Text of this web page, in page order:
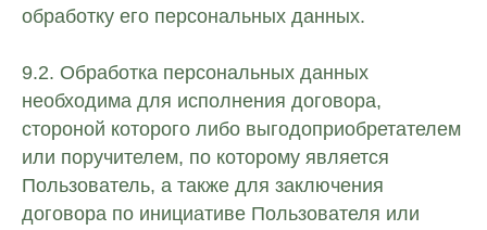
обработку его персональных данных.
9.2. Обработка персональных данных
необходима для исполнения договора,
стороной которого либо выгодоприобретателем
или поручителем, по которому является
Пользователь, а также для заключения
договора по инициативе Пользователя или